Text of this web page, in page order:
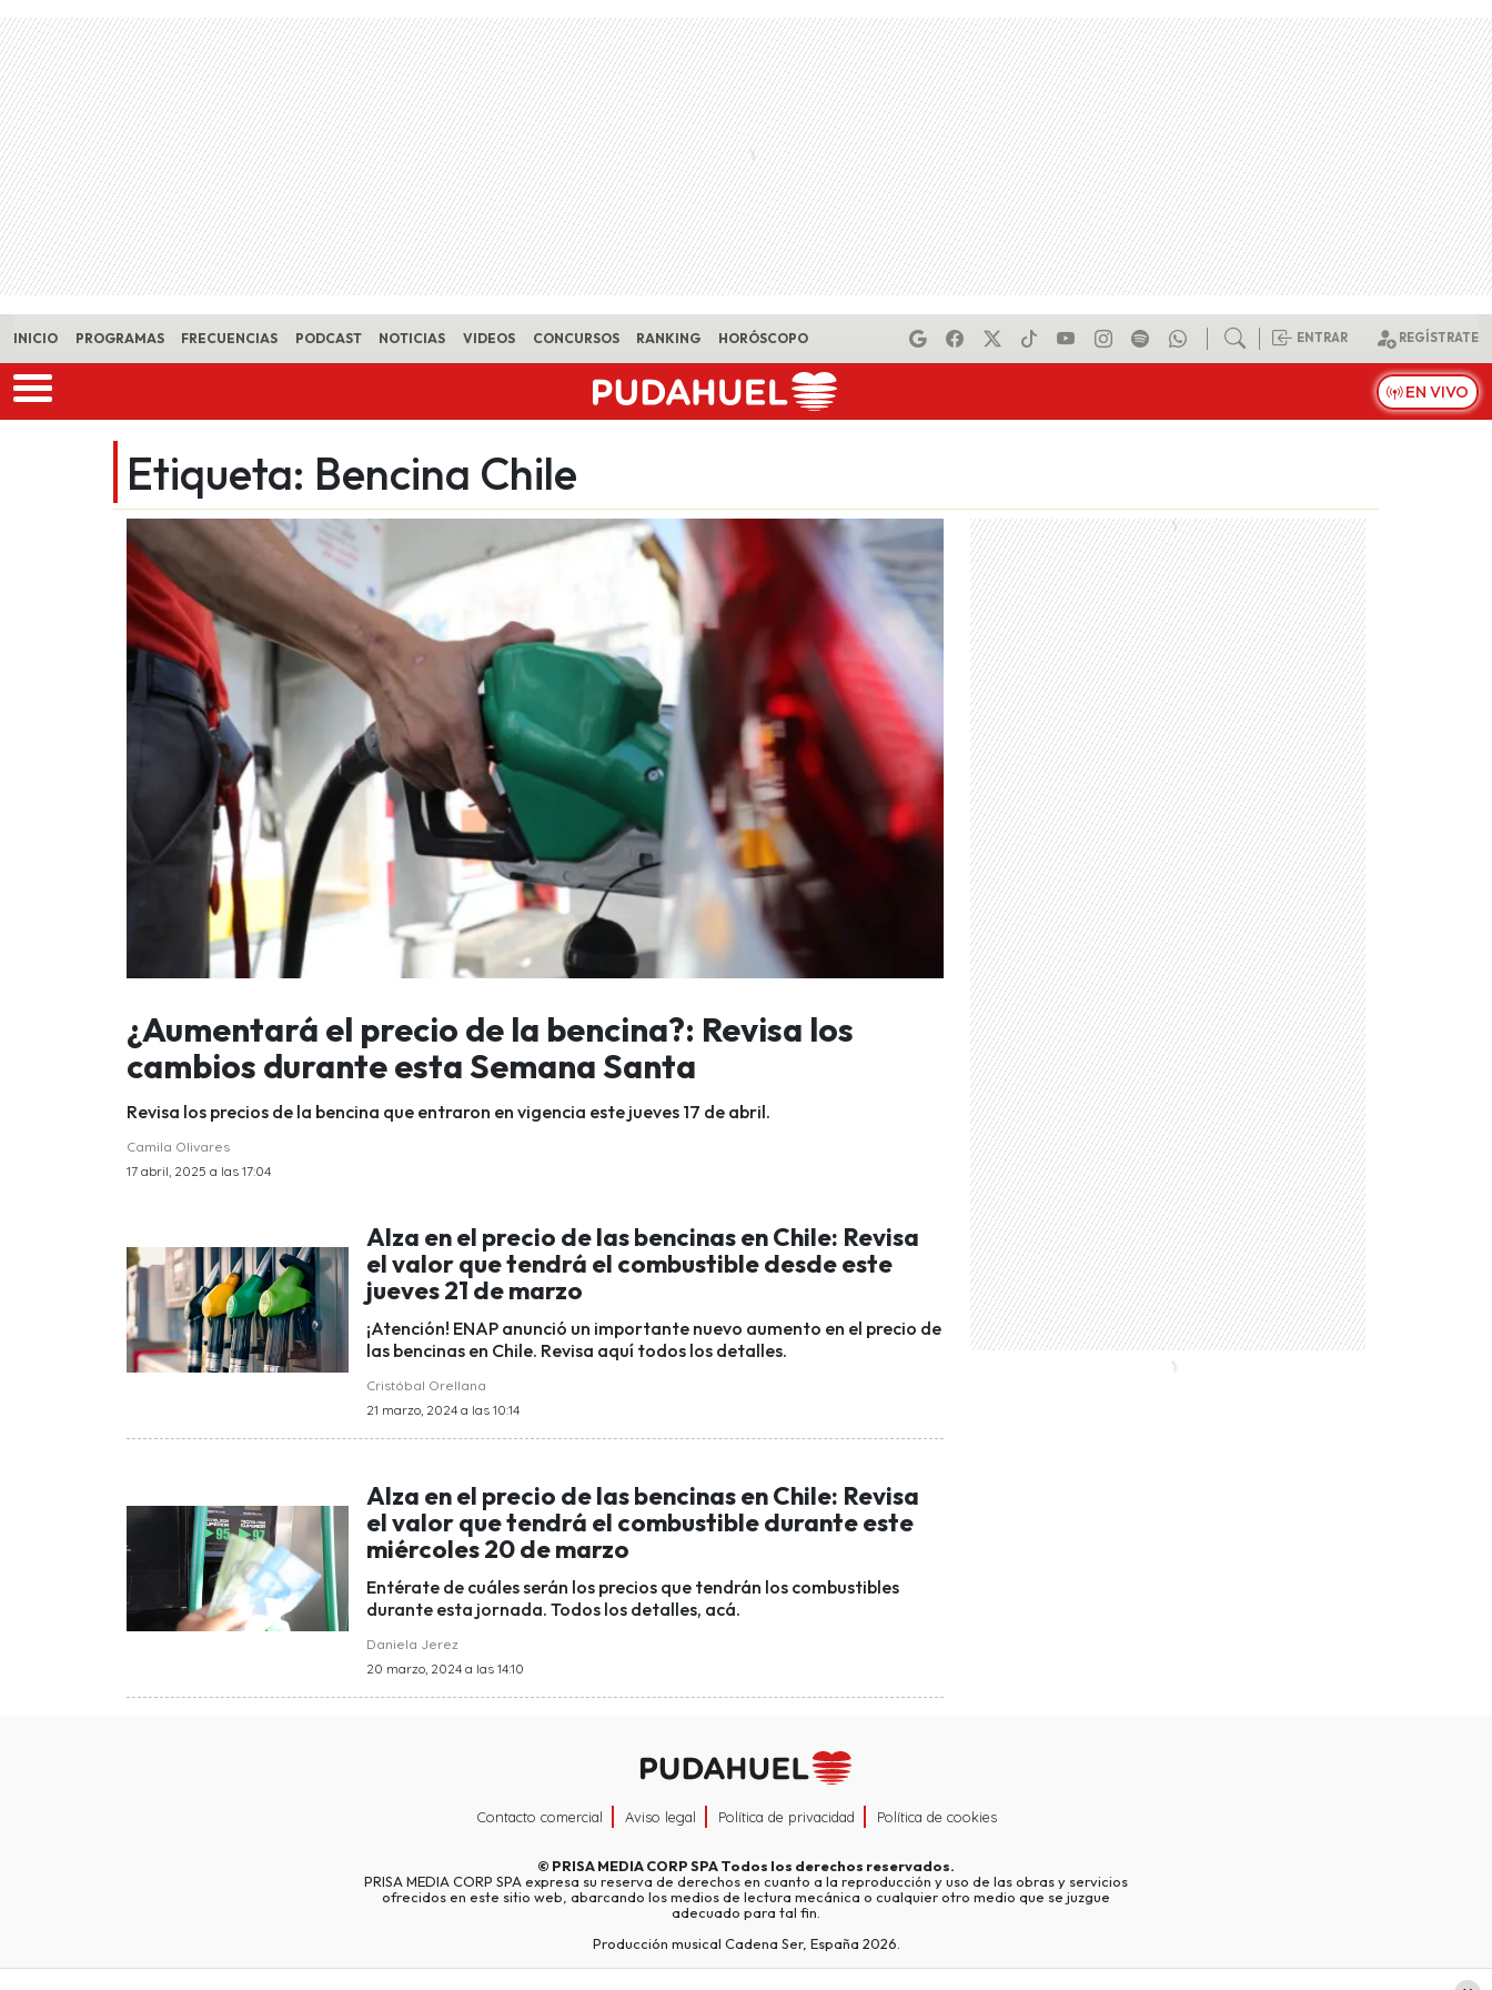
Skip to main content
INICIO PROGRAMAS FRECUENCIAS PODCAST NOTICIAS VIDEOS CONCURSOS RANKING HORÓSCOPO ENTRAR REGÍSTRATE
EN VIVO
Etiqueta: Bencina Chile
¿Aumentará el precio de la bencina?: Revisa los
cambios durante esta Semana Santa
Revisa los precios de la bencina que entraron en vigencia este jueves 17 de abril.
Camila Olivares
17 abril, 2025 a las 17:04
Alza en el precio de las bencinas en Chile: Revisa
el valor que tendrá el combustible desde este
jueves 21 de marzo
¡Atención! ENAP anunció un importante nuevo aumento en el precio de
las bencinas en Chile. Revisa aquí todos los detalles.
Cristóbal Orellana
21 marzo, 2024 a las 10:14
Alza en el precio de las bencinas en Chile: Revisa
el valor que tendrá el combustible durante este
miércoles 20 de marzo
Entérate de cuáles serán los precios que tendrán los combustibles
durante esta jornada. Todos los detalles, acá.
Daniela Jerez
20 marzo, 2024 a las 14:10
Contacto comercial Aviso legal Política de privacidad Política de cookies
© PRISA MEDIA CORP SPATodos los derechos reservados.
PRISA MEDIA CORP SPA expresa su reserva de derechos en cuanto a la reproducción y uso de las obras y servicios
ofrecidos en este sitio web, abarcando los medios de lectura mecánica o cualquier otro medio que se juzgue
adecuado para tal fin.
Producción musical Cadena Ser, España 2026.